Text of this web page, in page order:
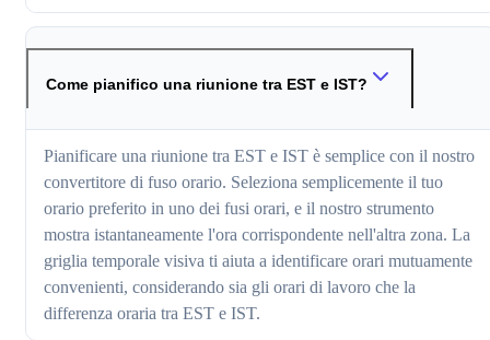
Come pianifico una riunione tra EST e IST?
Pianificare una riunione tra EST e IST è semplice con il nostro
convertitore di fuso orario. Seleziona semplicemente il tuo
orario preferito in uno dei fusi orari, e il nostro strumento
mostra istantaneamente l'ora corrispondente nell'altra zona. La
griglia temporale visiva ti aiuta a identificare orari mutuamente
convenienti, considerando sia gli orari di lavoro che la
differenza oraria tra EST e IST.